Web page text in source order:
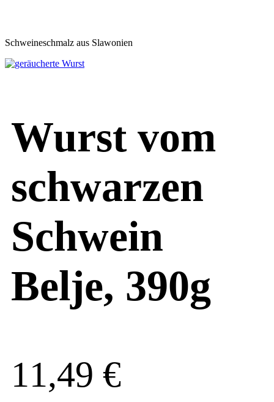
Schweineschmalz aus Slawonien
Wurst vom
schwarzen
Schwein
Belje, 390g
11,49 €